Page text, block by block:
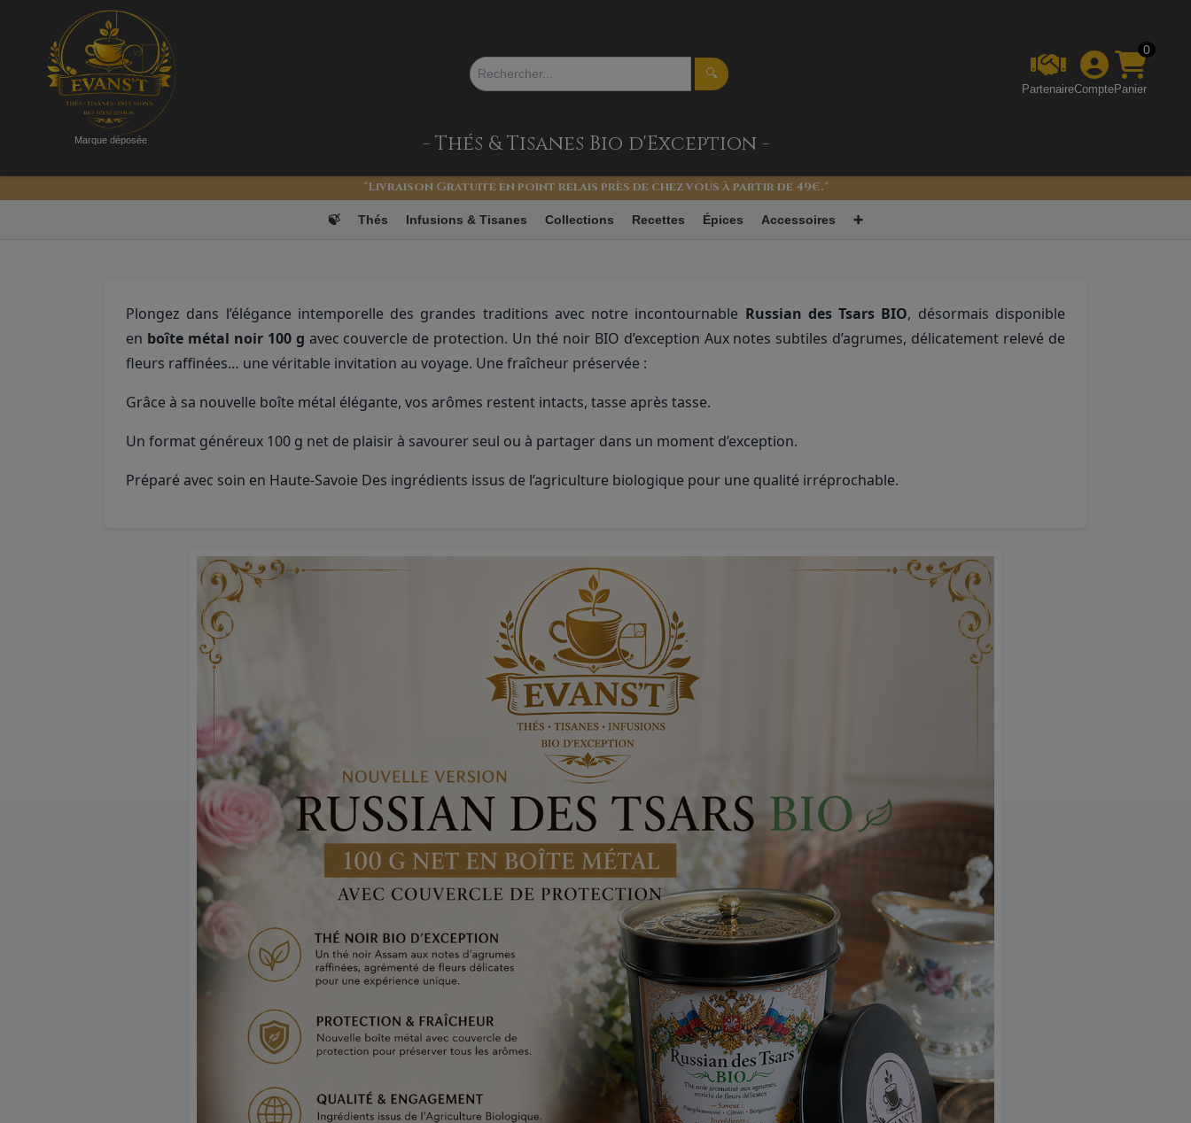
Marque déposée
🔍
PartenaireCompte
0
Panier
- Thés & Tisanes Bio d'Exception -
"Livraison Gratuite en point relais près de chez vous à partir de 49€."
🍃 Thés Infusions & Tisanes Collections Recettes Épices Accessoires ➕
Russian des Tsars BIO en Ecrin métal noir étanche
Plongez dans l’élégance intemporelle des grandes traditions avec notre incontournable Russian des Tsars BIO, désormais disponible
en boîte métal noir 100 g avec couvercle de protection. Un thé noir BIO d’exception Aux notes subtiles d’agrumes, délicatement relevé de
fleurs raffinées… une véritable invitation au voyage. Une fraîcheur préservée :
Grâce à sa nouvelle boîte métal élégante, vos arômes restent intacts, tasse après tasse.
Un format généreux 100 g net de plaisir à savourer seul ou à partager dans un moment d’exception.
Préparé avec soin en Haute-Savoie Des ingrédients issus de l’agriculture biologique pour une qualité irréprochable.